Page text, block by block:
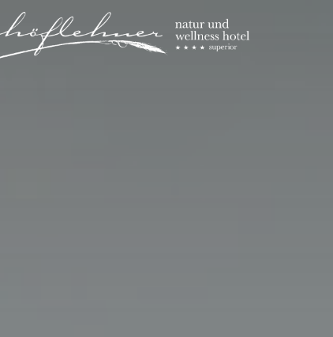
Logo Natur- und Wellnesshotel Höflehner ****S